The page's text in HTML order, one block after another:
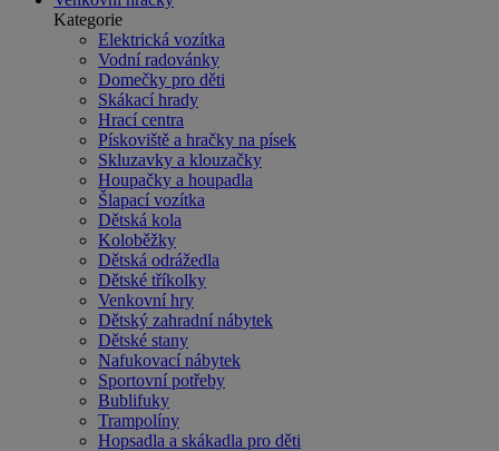
Kategorie
Elektrická vozítka
Vodní radovánky
Domečky pro děti
Skákací hrady
Hrací centra
Pískoviště a hračky na písek
Skluzavky a klouzačky
Houpačky a houpadla
Šlapací vozítka
Dětská kola
Koloběžky
Dětská odrážedla
Dětské tříkolky
Venkovní hry
Dětský zahradní nábytek
Dětské stany
Nafukovací nábytek
Sportovní potřeby
Bublifuky
Trampolíny
Hopsadla a skákadla pro děti